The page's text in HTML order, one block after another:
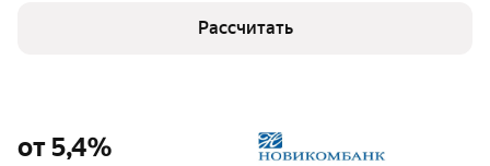
Рассчитать
от 5,4%